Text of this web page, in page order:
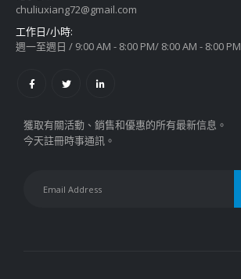
chuliuxiang72@gmail.com
工作日/小時:
週一至週日 / 9:00 AM - 8:00 PM/ 8:00 AM - 8:00 PM
獲取有關活動、銷售和優惠的所有最新信息。
今天註冊時事通訊。